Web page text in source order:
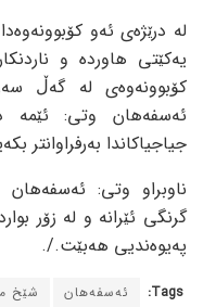
لە درێژەی ئەو
یەکێتی هاوردە و
کۆبوونەوەی لە گەڵ
ئەسفەهان وتی: ئێمە
جیاجیاکاندا بەرفراوانتر
ناوبراو وتی:
گرنگی ئێرانە و لە زۆر
پەیوەندیی هەبێت./.
Tags: ئەسفەهان
شێخ